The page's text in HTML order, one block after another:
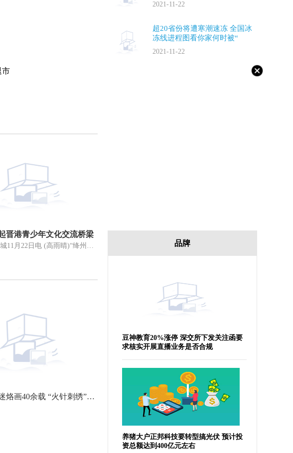
市
晋港青少年文化交流桥梁
中新网运城11月22日电 (高雨晴)“绛州鼓乐为山西新绛与香港的青少年搭起一座文化交流桥梁。”山西绛州鼓乐艺术团团长杨丁洪22日接受记
六旬老人痴迷烙画40余载 “火针刺绣”烫下铁笔丹青
2021-11-22
超20省份将遭寒潮速冻 全国冰
冻线进程图看你家何时被“
2021-11-22
品牌
豆神教育20%涨停 深交所下发关注函要
求核实开展直播业务是否合规
养猪大户正邦科技要转型搞光伏 预计投
资总额达到400亿元左右